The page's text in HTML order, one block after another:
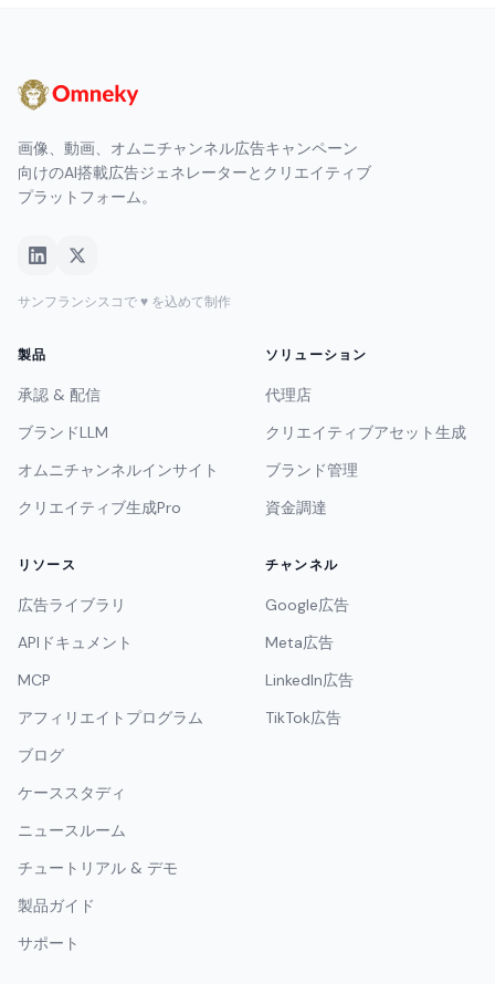
画像、動画、オムニチャンネル広告キャンペーン
向けのAI搭載広告ジェネレーターとクリエイティブ
プラットフォーム。
サンフランシスコで ♥ を込めて制作
製品
承認 & 配信
ブランドLLM
オムニチャンネルインサイト
クリエイティブ生成Pro
ソリューション
代理店
クリエイティブアセット生成
ブランド管理
資金調達
リソース
広告ライブラリ
APIドキュメント
MCP
アフィリエイトプログラム
ブログ
ケーススタディ
ニュースルーム
チュートリアル & デモ
製品ガイド
サポート
チャンネル
Google広告
Meta広告
LinkedIn広告
TikTok広告